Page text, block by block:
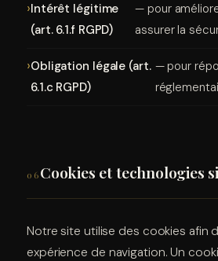
Intérêt légitime
(art. 6.1.f RGPD)
— pour
assurer la
Obligation légale (art.
6.1.c RGPD)
— pour
06 Cookies et technologies
Notre site utilise des cookies afin
expérience de navigation. Un